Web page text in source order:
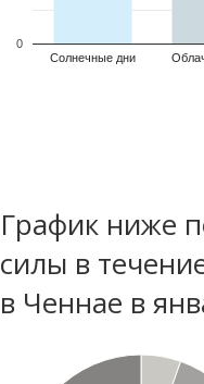
Солнечные дни
0
График ниже
силы в
в Ченнае в